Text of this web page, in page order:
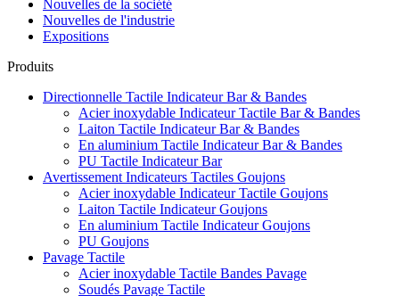
Nouvelles de la société
Nouvelles de l'industrie
Expositions
Produits
Directionnelle Tactile Indicateur Bar & Bandes
Acier inoxydable Indicateur Tactile Bar & Bandes
Laiton Tactile Indicateur Bar & Bandes
En aluminium Tactile Indicateur Bar & Bandes
PU Tactile Indicateur Bar
Avertissement Indicateurs Tactiles Goujons
Acier inoxydable Indicateur Tactile Goujons
Laiton Tactile Indicateur Goujons
En aluminium Tactile Indicateur Goujons
PU Goujons
Pavage Tactile
Acier inoxydable Tactile Bandes Pavage
Soudés Pavage Tactile